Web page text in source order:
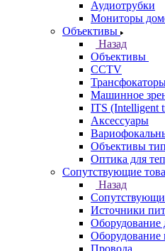
Аудиотрубки
Мониторы
Объективы
Назад
Объективы
CCTV
Машинное
ITS (Intelligent
Аксессуары
Объективы
Оптика для
Сопутствующие
Назад
Источники
Оборудование
Оборудование
Провода